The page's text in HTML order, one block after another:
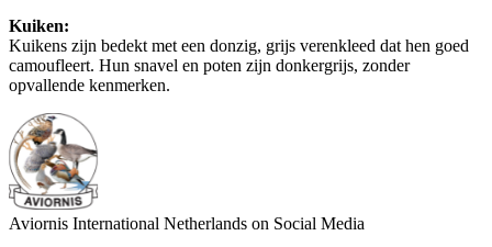
Kuiken:
Kuikens zijn bedekt met een donzig, grijs verenkleed dat hen goed
camoufleert. Hun snavel en poten zijn donkergrijs, zonder
opvallende kenmerken.
Aviornis International Netherlands on Social Media